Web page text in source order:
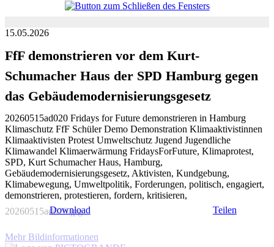
Download Teilen
15.05.2026
FfF demonstrieren vor dem Kurt-
Schumacher Haus der SPD Hamburg gegen
das Gebäudemodernisierungsgesetz
20260515ad020 Fridays for Future demonstrieren in Hamburg
Klimaschutz FfF Schüler Demo Demonstration Klimaaktivistinnen
Klimaaktivisten Protest Umweltschutz Jugend Jugendliche
Klimawandel Klimaerwärmung FridaysForFuture, Klimaprotest,
SPD, Kurt Schumacher Haus, Hamburg,
Gebäudemodernisierungsgesetz, Aktivisten, Kundgebung,
Klimabewegung, Umweltpolitik, Forderungen, politisch, engagiert,
demonstrieren, protestieren, fordern, kritisieren,
20260515ad020.jpg
Mehr Bildinformationen